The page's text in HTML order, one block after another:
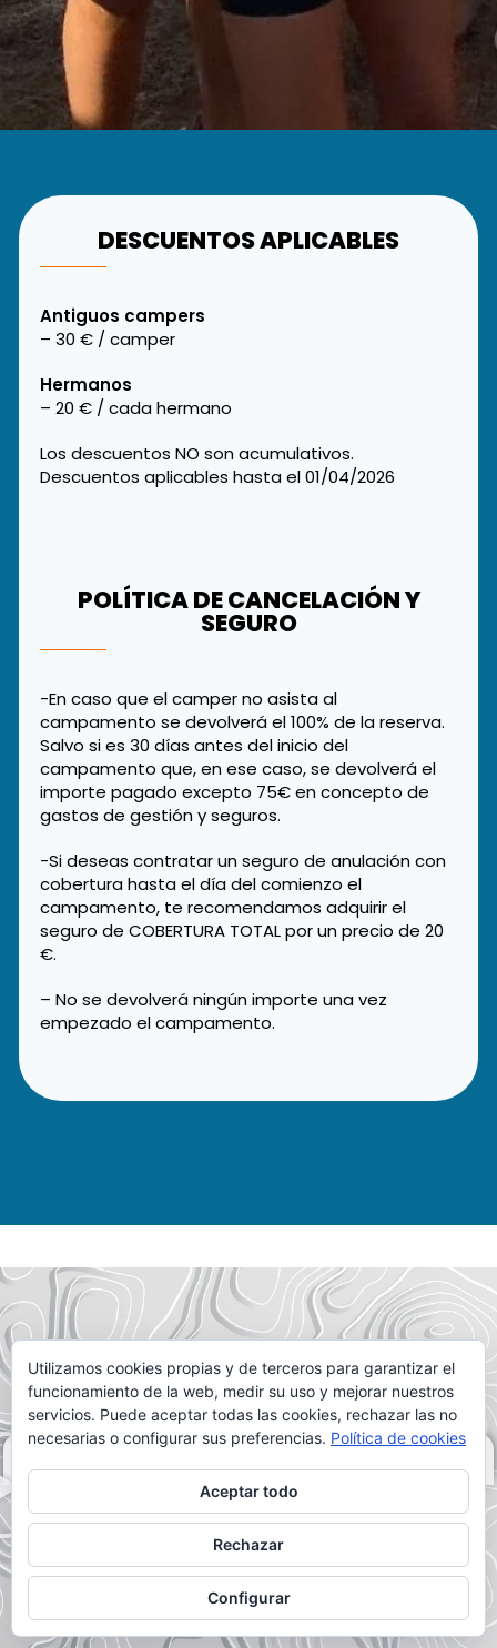
DESCUENTOS APLICABLES
Antiguos campers
– 30 € / camper
Hermanos
– 20 € / cada hermano
Los descuentos NO son acumulativos.
Descuentos aplicables hasta el 01/04/2026
POLÍTICA DE CANCELACIÓN Y
SEGURO
-En caso que el camper no asista al
campamento se devolverá el 100% de la reserva.
Salvo si es 30 días antes del inicio del
campamento que, en ese caso, se devolverá el
importe pagado excepto 75€ en concepto de
gastos de gestión y seguros.
-Si deseas contratar un seguro de anulación con
cobertura hasta el día del comienzo el
campamento, te recomendamos adquirir el
seguro de COBERTURA TOTAL por un precio de 20
€.
– No se devolverá ningún importe una vez
empezado el campamento.
DALE AL PLAY
Utilizamos cookies propias y de terceros para garantizar el
funcionamiento de la web, medir su uso y mejorar nuestros
servicios. Puede aceptar todas las cookies, rechazar las no
necesarias o configurar sus preferencias. Política de cookies
Aceptar todo
Rechazar
Configurar